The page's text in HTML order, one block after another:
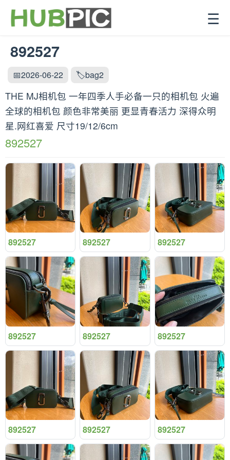
☰
892527
📅2026-06-22 🏷️bag2
THE MJ相机包 一年四季人手必备一只的相机包 火遍
全球的相机包 颜色非常美丽 更显青春活力 深得众明
星.网红喜爱 尺寸19/12/6cm
892527
892527 892527 892527
892527 892527 892527
892527 892527 892527